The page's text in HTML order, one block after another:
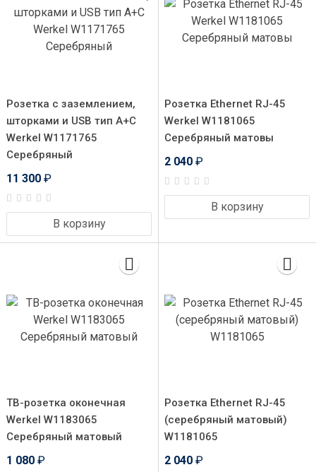
Розетка с заземлением,
шторками и USB тип A+C
Werkel W1171765
Серебряный
11 300 ₽
В корзину
Розетка Ethernet RJ-45
Werkel W1181065
Серебряный матовы
2 040 ₽
В корзину
ТВ-розетка оконечная
Werkel W1183065
Серебряный матовый
1 080 ₽
Розетка Ethernet RJ-45
(серебряный матовый)
W1181065
2 040 ₽